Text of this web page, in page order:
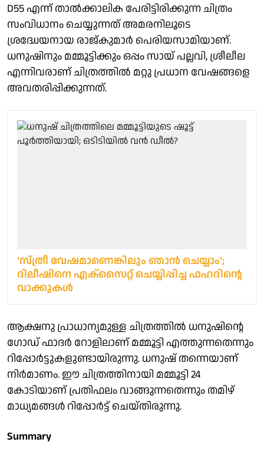
D55 എന്ന് താൽക്കാലിക പേരിട്ടിരിക്കുന്ന ചിത്രം
സംവിധാനം ചെയ്യുന്നത് അമരനിലൂടെ
ശ്രദ്ധേയനായ രാജ്‌കുമാർ പെരിയസാമിയാണ്.
ധനുഷിനും മമ്മൂട്ടിക്കും ഒപ്പം സായ് പല്ലവി, ശ്രീലീല
എന്നിവരാണ് ചിത്രത്തിൽ മറ്റു പ്രധാന വേഷങ്ങളെ
അവതരിപ്പിക്കുന്നത്.
'സ്ത്രീ വേഷമാണെങ്കിലും ഞാൻ ചെയ്യാം';
ദിലീഷിനെ എക്‌സൈറ്റ് ചെയ്യിപ്പിച്ച ഫഹദിന്റെ
വാക്കുകൾ
ആക്ഷനു പ്രാധാന്യമുള്ള ചിത്രത്തിൽ ധനുഷിന്റെ
ഗോഡ് ഫാദർ റോളിലാണ് മമ്മൂട്ടി എത്തുന്നതെന്നും
റിപ്പോർട്ടുകളുണ്ടായിരുന്നു. ധനുഷ് തന്നെയാണ്
നിർമാണം. ഈ ചിത്രത്തിനായി മമ്മൂട്ടി 24
കോടിയാണ് പ്രതിഫലം വാങ്ങുന്നതെന്നും തമിഴ്
മാധ്യമങ്ങൾ റിപ്പോർട്ട് ചെയ്തിരുന്നു.
Summary